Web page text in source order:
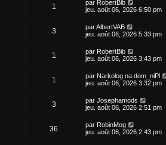
1 par RobertBib
jeu. août 06, 2026 6:50 pm
3 parAlbertVAB
jeu. août 06, 2026 5:33 pm
1 par RobertBib
jeu. août 06, 2026 3:43 pm
1 par Narkolog na dom_niPl
jeu. août 06, 2026 3:32 pm
3 par Josephamods
jeu. août 06, 2026 2:51 pm
36 par RobinMog
jeu. août 06, 2026 2:43 pm